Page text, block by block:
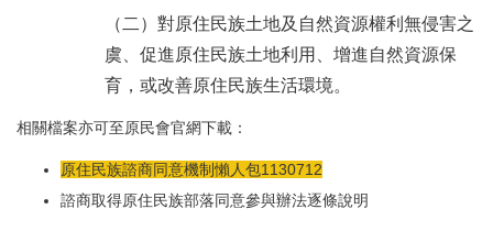
（二）對原住民族土地及自然資源權利無侵害之
虞、促進原住民族土地利用、增進自然資源保
育，或改善原住民族生活環境。
相關檔案亦可至原民會官網下載：
原住民族諮商同意機制懶人包1130712
諮商取得原住民族部落同意參與辦法逐條說明